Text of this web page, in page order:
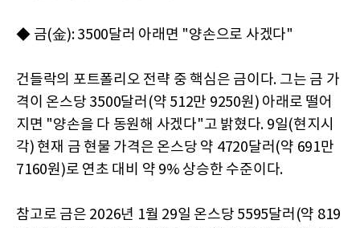
◆ 금(金): 3500달러 아래면 "양손으로 사겠다"
건들락의 포트폴리오 전략 중 핵심은 금이다. 그는 금 가
격이 온스당 3500달러(약 512만 9250원) 아래로 떨어
지면 "양손을 다 동원해 사겠다"고 밝혔다. 9일(현지시
각) 현재 금 현물 가격은 온스당 약 4720달러(약 691만
7160원)로 연초 대비 약 9% 상승한 수준이다.
참고로 금은 2026년 1월 29일 온스당 5595달러(약 819